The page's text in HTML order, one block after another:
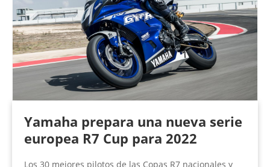
Yamaha prepara una nueva serie
europea R7 Cup para 2022
Los 30 mejores pilotos de las Copas R7 nacionales y